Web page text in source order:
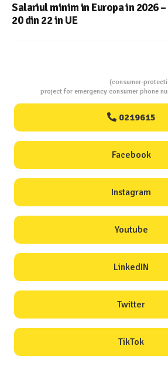
Cele mai bune masini de spalat
cu Aplicatia InfoCons
(consumer-
project for emergency consumer phone
0219615
Facebook
Instagram
Youtube
LinkedIN
Twitter
TikTok